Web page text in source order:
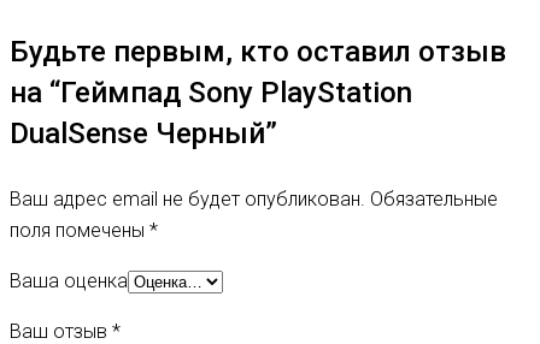
Будьте первым, кто оставил отзыв
на “Геймпад Sony PlayStation
DualSense Черный”
Ваш адрес email не будет опубликован. Обязательные
поля помечены *
Ваша оценка
Ваш отзыв *